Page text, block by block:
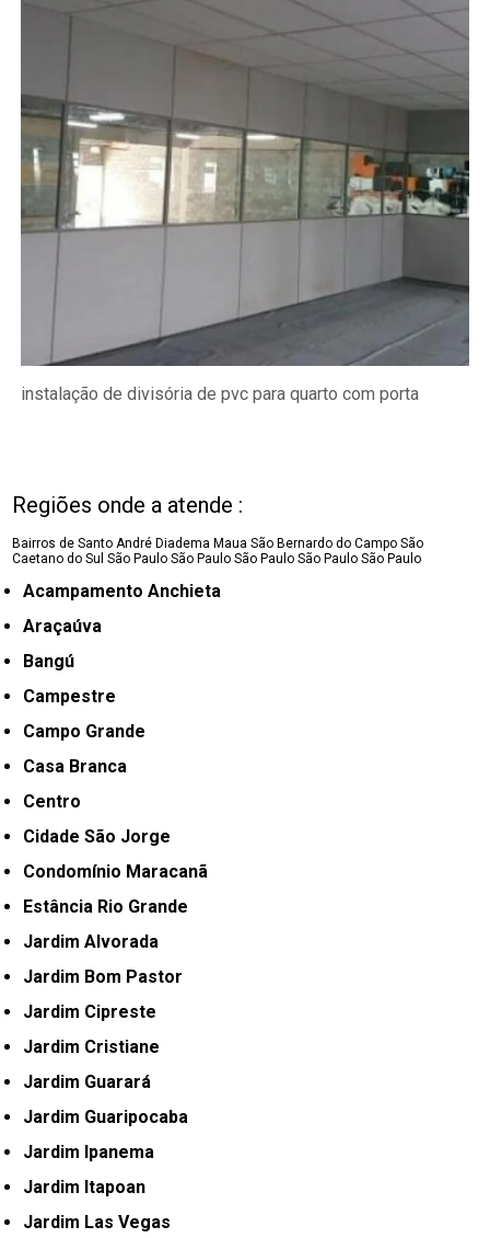
instalação de divisória de pvc para quarto com porta
Regiões onde a atende :
Bairros de Santo André Diadema Maua São Bernardo do Campo São
Caetano do SulSão Paulo São Paulo São Paulo São Paulo São Paulo
Acampamento Anchieta
Araçaúva
Bangú
Campestre
Campo Grande
Casa Branca
Centro
Cidade São Jorge
Condomínio Maracanã
Estância Rio Grande
Jardim Alvorada
Jardim Bom Pastor
Jardim Cipreste
Jardim Cristiane
Jardim Guarará
Jardim Guaripocaba
Jardim Ipanema
Jardim Itapoan
Jardim Las Vegas